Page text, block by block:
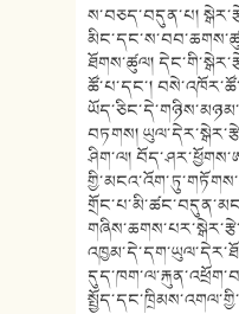
ས་བཅད་བདུན་པ།
ཐོགས་ཚུལ།
ཚོ་པ་དང་།
བཏགས།
ཤིག་ལ།